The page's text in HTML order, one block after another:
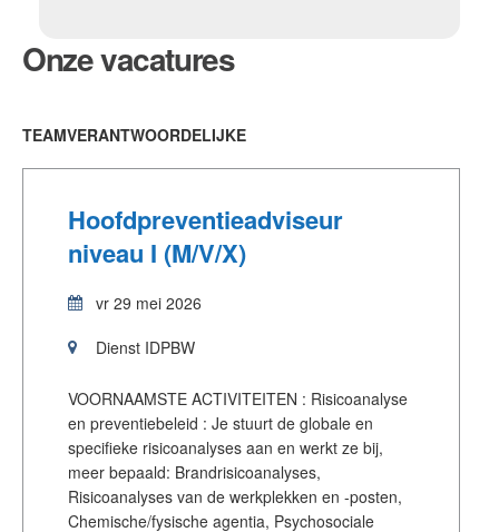
Onzevacatures
TEAMVERANTWOORDELIJKE
Hoofdpreventieadviseur
niveau I (M/V/X)
vr 29 mei 2026
Dienst IDPBW
VOORNAAMSTE ACTIVITEITEN : Risicoanalyse
en preventiebeleid : Je stuurt de globale en
specifieke risicoanalyses aan en werkt ze bij,
meer bepaald: Brandrisicoanalyses,
Risicoanalyses van de werkplekken en -posten,
Chemische/fysische agentia, Psychosociale